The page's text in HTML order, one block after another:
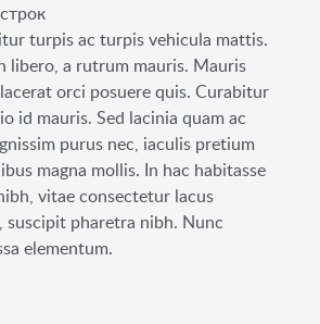
turpis ac turpis vehicula mattis.
libero, a rutrum mauris. Mauris
orci posuere quis. Curabitur
id mauris. Sed lacinia quam ac
purus nec, iaculis pretium
magna mollis. In hac habitasse
vitae consectetur lacus
suscipit pharetra nibh. Nunc
elementum.